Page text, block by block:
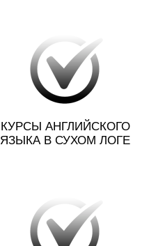
КУРСЫ АНГЛИЙСКОГО
ЯЗЫКА В СУХОМ ЛОГЕ